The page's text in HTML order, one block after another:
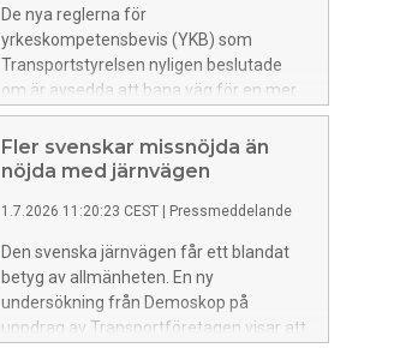
De nya reglerna för
yrkeskompetensbevis (YKB) som
Transportstyrelsen nyligen beslutade
om är avsedda att bana väg för en mer
flexibel och modern fortbildning, riktad
till landets alla yrkesförare av tunga
fordon. Transportstyrelsens nya
reformens genomslag genom att
fortfarande ställa omfattande krav på
fysisk närvaro, i stället för
fjärrundervisning.
Fler svenskar missnöjda än
nöjda med järnvägen
1.7.2026 11:20:23 CEST Pressmeddelande
Den svenska järnvägen får ett blandat
betyg av allmänheten. En ny
undersökning från Demoskop på
uppdrag av Transportföretagen visar att